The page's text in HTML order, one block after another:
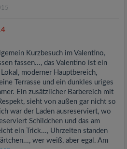
Kurzbesuch im Valentino,
fassen..., das Valentino ist ein
moderner Hauptbereich,
Terrasse und ein dunkles uriges
Ein zusätzlicher Barbereich mit
sieht von außen gar nicht so
war der Laden ausreserviert, wo
Schildchen und das am
ein Trick..., Uhrzeiten standen
wer weiß, aber egal. Am